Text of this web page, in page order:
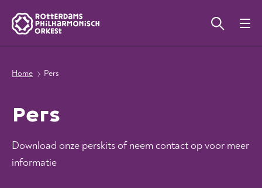
Home Pers
Pers
Download onze perskits of neem contact op voor meer
informatie